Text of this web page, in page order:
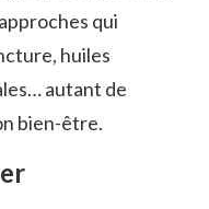
qui
huiles
autant de
bien-être.